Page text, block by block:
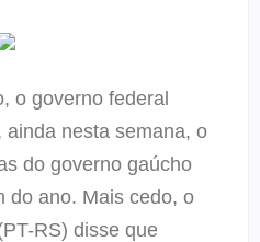
o governo federal
ainda nesta semana, o
do governo gaúcho
do ano. Mais cedo, o
RS) disse que